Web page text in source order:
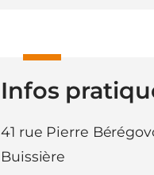
Infos
41 rue Pierre
Buissière